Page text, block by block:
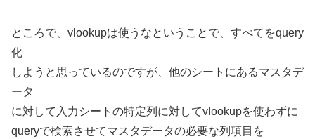
ところで、vlookupは使うなということで、すべてをquery
化
しようと思っているのですが、他のシートにあるマスタデ
ータ
に対して入力シートの特定列に対してvlookupを使わずに
queryで検索させてマスタデータの必要な列項目を